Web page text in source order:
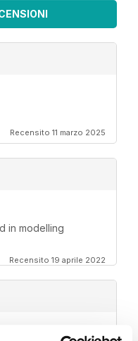
Recensito 11 marzo 2025
in modelling
Recensito 19 aprile 2022